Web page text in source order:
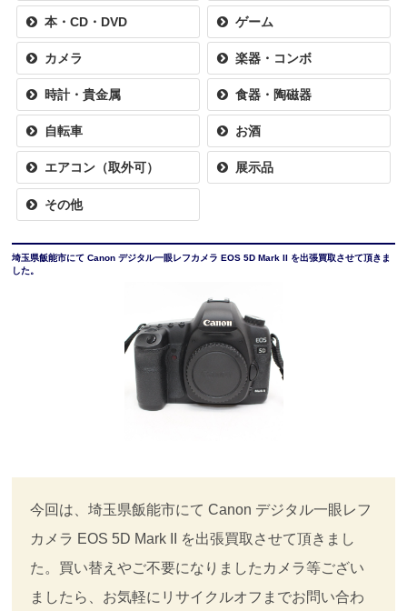
本・CD・DVD ゲーム
カメラ 楽器・コンボ
時計・貴金属 食器・陶磁器
自転車 お酒
エアコン（取外可） 展示品
その他
埼玉県飯能市にて Canon デジタル一眼レフカメラ EOS 5D Mark II を出張買取させて頂きま
した。
今回は、埼玉県飯能市にて Canon デジタル一眼レフ
カメラ EOS 5D Mark II を出張買取させて頂きまし
た。買い替えやご不要になりましたカメラ等ござい
ましたら、お気軽にリサイクルオフまでお問い合わ